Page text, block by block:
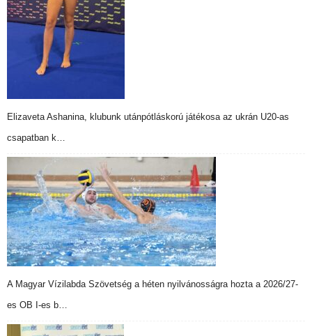
Elizaveta Ashanina, klubunk utánpótláskorú játékosa az ukrán U20-as
csapatban k…
A Magyar Vízilabda Szövetség a héten nyilvánosságra hozta a 2026/27-
es OB I-es b…